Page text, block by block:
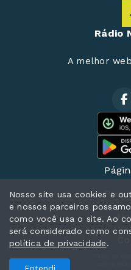
Rádio
A melhor
Nosso site usa cookies e
e nossos parceiros
como você usa o site. Ao
será considerado como
política de privacidade.